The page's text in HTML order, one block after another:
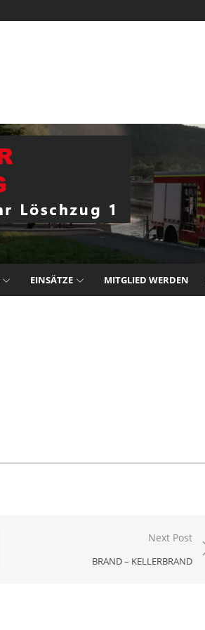
EINSÄTZE MITGLIED WERDEN
Next Post
BRAND – KELLERBRAND